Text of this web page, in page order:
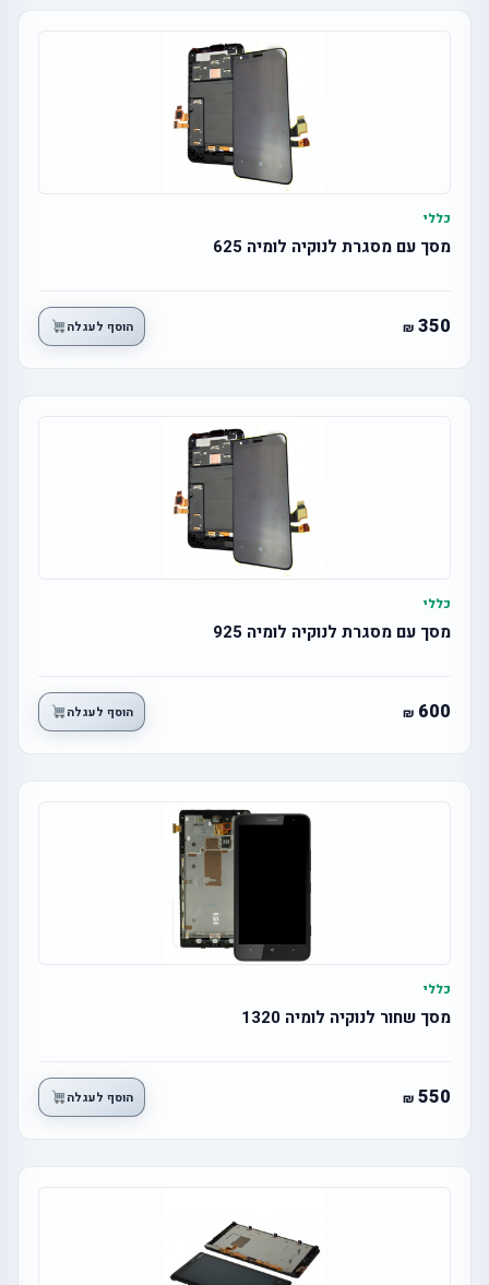
כללי
מסך עם מסגרת לנוקיה לומיה 625
350 הוסף לעגלה
כללי
מסך עם מסגרת לנוקיה לומיה 925
600 הוסף לעגלה
כללי
מסך שחור לנוקיה לומיה 1320
550 הוסף לעגלה